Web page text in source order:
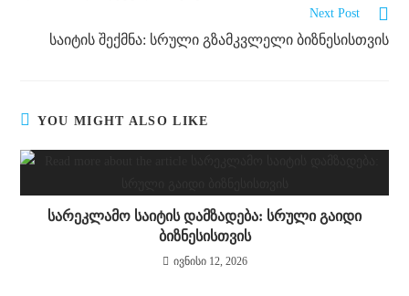
Next Post
საიტის შექმნა: სრული გზამკვლელი ბიზნესისთვის
YOU MIGHT ALSO LIKE
სარეკლამო საიტის დამზადება: სრული გაიდი
ბიზნესისთვის
ივნისი 12, 2026